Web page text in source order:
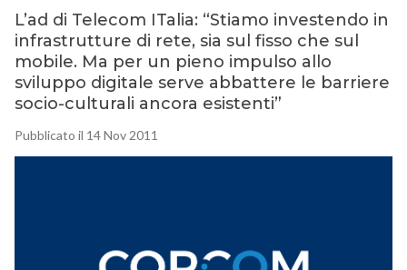
L’ad di Telecom ITalia: “Stiamo investendo in
infrastrutture di rete, sia sul fisso che sul
mobile. Ma per un pieno impulso allo
sviluppo digitale serve abbattere le barriere
socio-culturali ancora esistenti”
Pubblicato il 14 Nov 2011